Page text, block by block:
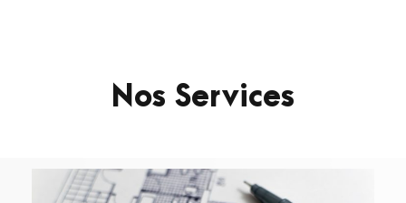
Nos Services